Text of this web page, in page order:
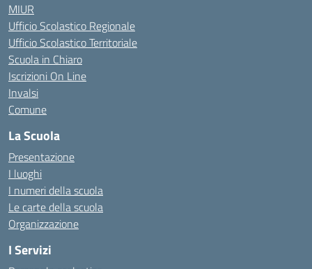
MIUR
Ufficio Scolastico Regionale
Ufficio Scolastico Territoriale
Scuola in Chiaro
Iscrizioni On Line
Invalsi
Comune
La Scuola
Presentazione
I luoghi
I numeri della scuola
Le carte della scuola
Organizzazione
I Servizi